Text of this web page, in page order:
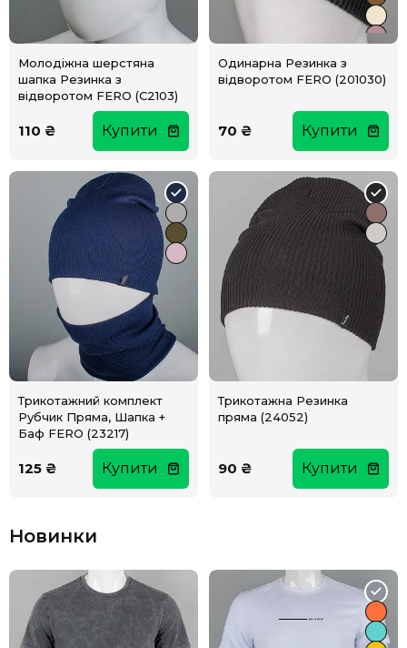
Молодіжна шерстяна
шапка Резинка з
відворотом FERO (С2103)
110 ₴ Купити
Одинарна Резинка з
відворотом FERO (201030)
70 ₴ Купити
Трикотажний комплект
Рубчик Пряма, Шапка +
Баф FERO (23217)
125 ₴ Купити
Трикотажна Резинка
пряма (24052)
90 ₴ Купити
Новинки